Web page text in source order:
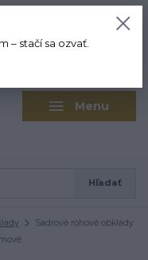
Menu
Hľadať
0,00 EUR
Sadrové rohové obklady
– stačí sa ozvať.